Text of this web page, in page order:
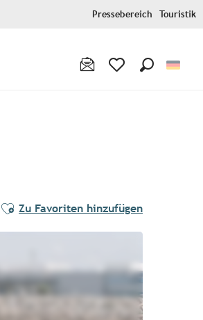
Pressebereich Touristik
Ajouter aux favoris
Zu Favoriten hinzufügen